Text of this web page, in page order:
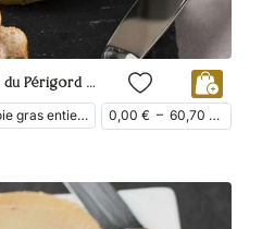
Le Foie Gras de Canard Entier du Périgord Mi-Cuit dans son Torchon
Foies Gras, Foie gras mi-cuit, Foie gras entier, Foie Gras de Canard 0,00 € – 60,70 €